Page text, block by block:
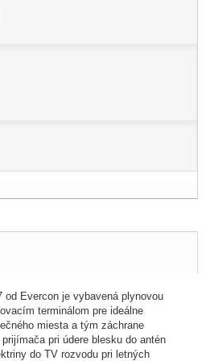
od Evercon je vybavená plynovou
terminálom pre ideálne
miesta a tým záchrane
prijímača pri údere blesku do antén
do TV rozvodu pri letných